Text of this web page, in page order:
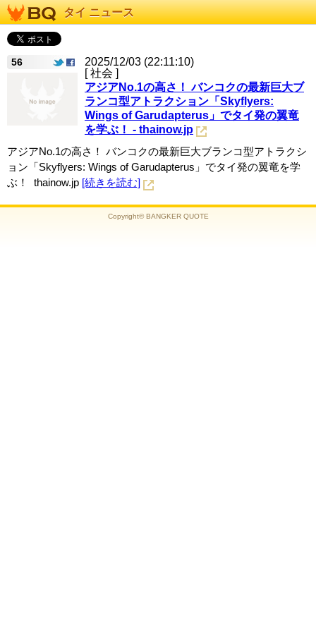
タイ ニュース
56
2025/12/03 (22:11:10)
[ 社会 ]
アジアNo.1の高さ！ バンコクの最新巨大ブ
ランコ型アトラクション「Skyflyers:
Wings of Garudapterus」でタイ発の翼竜
を学ぶ！ - thainow.jp
アジアNo.1の高さ！ バンコクの最新巨大ブランコ型アトラクシ
ョン「Skyflyers: Wings of Garudapterus」でタイ発の翼竜を学
ぶ！ thainow.jp [続きを読む]
Copyright© BANGKER QUOTE